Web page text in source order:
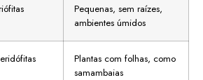
Pequenas, sem raízes,
ambientes úmidos
Plantas com folhas, como
samambaias